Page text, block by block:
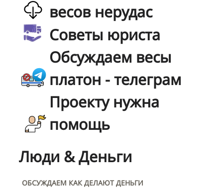
весов нерудас
Советы юриста
Обсуждаем весы
платон - телеграм
Проекту нужна
помощь
Люди & Деньги
ОБСУЖДАЕМ КАК ДЕЛАЮТ ДЕНЬГИ